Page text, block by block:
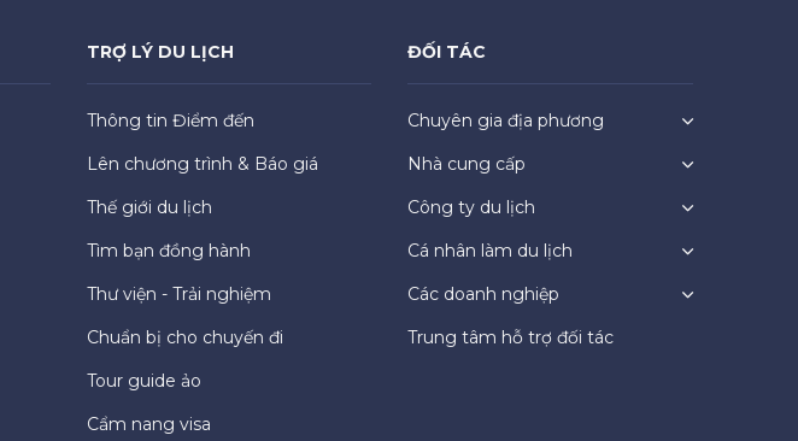
TRỢ LÝ DU LỊCH
Thông tin Điểm đến
Lên chương trình & Báo giá
Thế giới du lịch
Tìm bạn đồng hành
Thư viện - Trải nghiệm
Chuẩn bị cho chuyến đi
Tour guide ảo
Cẩm nang visa
ĐỐI TÁC
Chuyên gia địa phương
Nhà cung cấp
Công ty du lịch
Cá nhân làm du lịch
Các doanh nghiệp
Trung tâm hỗ trợ đối tác